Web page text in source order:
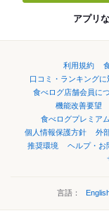
アプリ
利用規約
口コミ・ランキング
食べログ店舗会員に
機能改善要望
食べログプレミア
個人情報保護方針
外
推奨環境
ヘルプ・お
言語：